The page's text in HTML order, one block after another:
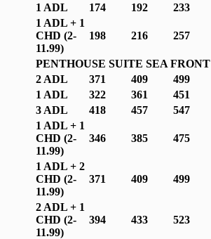
1 ADL
174 192 233
1 ADL + 1
CHD (2-
11.99)
198 216 257
PENTHOUSE SUITE SEA FRONT
2 ADL
371 409 499
1 ADL
322 361 451
3 ADL
418 457 547
1 ADL + 1
CHD (2-
11.99)
346 385 475
1 ADL + 2
CHD (2-
11.99)
371 409 499
2 ADL + 1
CHD (2-
11.99)
394 433 523